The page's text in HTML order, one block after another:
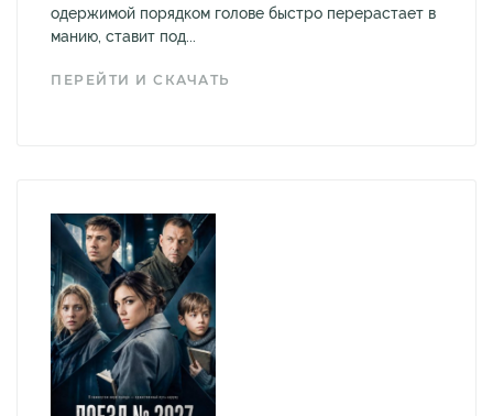
одержимой порядком голове быстро перерастает в
манию, ставит под...
ПЕРЕЙТИ И СКАЧАТЬ